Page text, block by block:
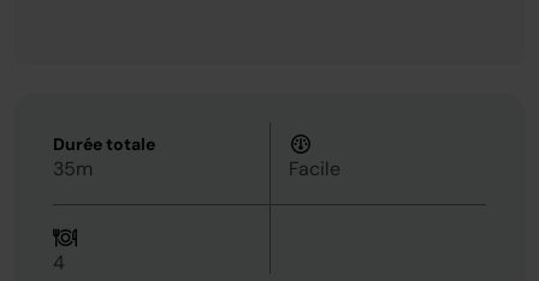
Durée totale
35m Facile
4